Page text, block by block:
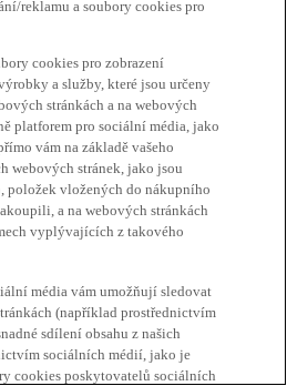
reklamu a soubory cookies pro
cookies pro zobrazení
a služby, které jsou určeny
stránkách a na webových
platforem pro sociální média, jako
vám na základě vašeho
webových stránek, jako jsou
položek vložených do nákupního
a na webových stránkách
vyplývajících z takového
média vám umožňují sledovat
(například prostřednictvím
sdílení obsahu z našich
sociálních médií, jako je
cookies poskytovatelů sociálních